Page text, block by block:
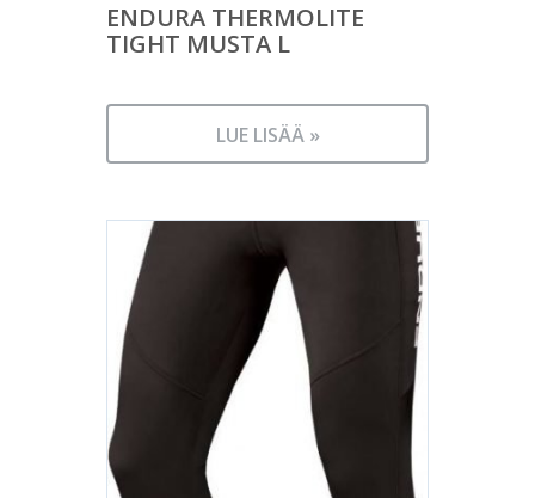
ENDURA THERMOLITE
TIGHT MUSTA L
LUE LISÄÄ »